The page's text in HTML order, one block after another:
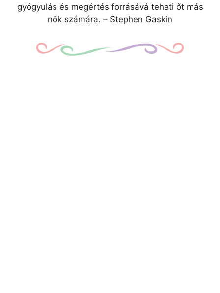
gyógyulás és megértés forrásává teheti őt más
nők számára. – Stephen Gaskin